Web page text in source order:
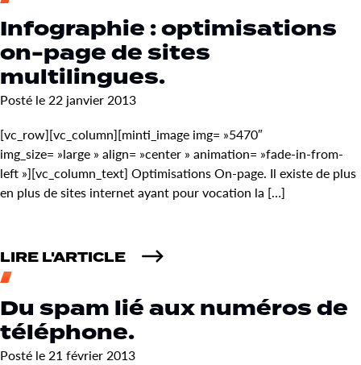
Infographie : optimisations
on-page de sites
multilingues.
Posté le 22 janvier 2013
[vc_row][vc_column][minti_image img= »5470″
img_size= »large » align= »center » animation= »fade-in-from-
left »][vc_column_text] Optimisations On-page. Il existe de plus
en plus de sites internet ayant pour vocation la […]
LIRE L'ARTICLE
Du spam lié aux numéros de
téléphone.
Posté le 21 février 2013